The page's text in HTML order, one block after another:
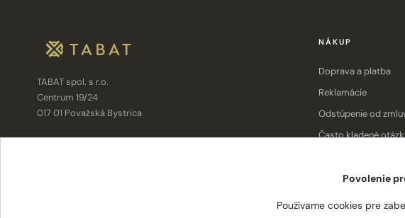
TABAT spol. s r.o.
Centrum 19/24
017 01 Považská Bystrica
NÁKUP
Doprava a platba
Reklamácie
Odstúpenie od
Často kladené
Povolenie
Používame cookies pre